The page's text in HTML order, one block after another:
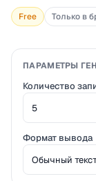
Free Только в
ПАРАМЕТРЫ
Количество
Формат вывода